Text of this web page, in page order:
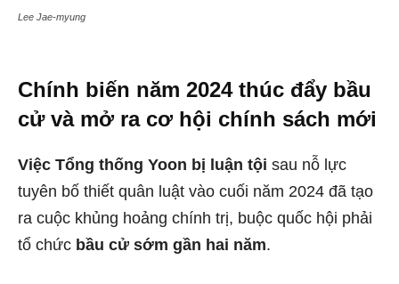
Lee Jae-myung
Chính biến năm 2024 thúc đẩy bầu
cử và mở ra cơ hội chính sách mới
Việc Tổng thống Yoon bị luận tội sau nỗ lực
tuyên bố thiết quân luật vào cuối năm 2024 đã tạo
ra cuộc khủng hoảng chính trị, buộc quốc hội phải
tổ chức bầu cử sớm gần hai năm.